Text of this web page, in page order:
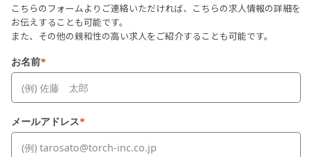
こちらのフォームよりご連絡いただければ、こちらの求人情報の詳細を
お伝えすることも可能です。
また、その他の親和性の高い求人をご紹介することも可能です。
お名前*
メールアドレス*